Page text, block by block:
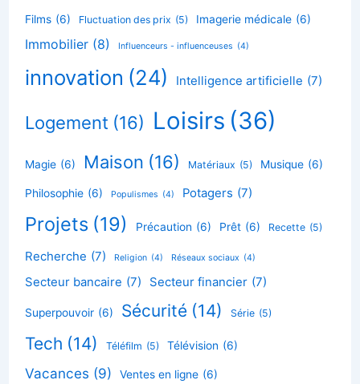
Films (6) Fluctuation des prix (5) Imagerie médicale (6)
Immobilier (8) Influenceurs - influenceuses (4)
innovation (24) Intelligence artificielle (7)
Logement (16) Loisirs (36)
Magie (6) Maison (16) Matériaux (5) Musique (6)
Philosophie (6) Populismes (4) Potagers (7)
Projets (19) Précaution (6) Prêt (6) Recette (5)
Recherche (7) Religion (4) Réseaux sociaux (4)
Secteur bancaire (7) Secteur financier (7)
Superpouvoir (6) Sécurité (14) Série (5)
Tech (14) Téléfilm (5) Télévision (6)
Vacances (9) Ventes en ligne (6)